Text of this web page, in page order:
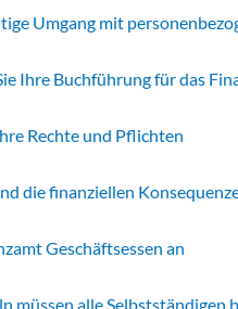
Umgang mit
Ihre Buchführung für das
Rechte und Pflichten
die finanziellen
Geschäftsessen an
müssen alle Selbstständigen